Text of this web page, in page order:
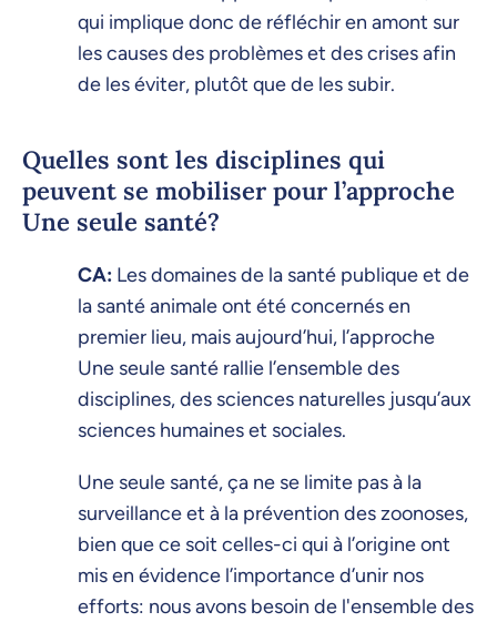
qui implique donc de réfléchir en amont sur
les causes des problèmes et des crises afin
de les éviter, plutôt que de les subir.
Quelles sont les disciplines qui
peuvent se mobiliser pour l’approche
Une seule santé?
CA: Les domaines de la santé publique et de
la santé animale ont été concernés en
premier lieu, mais aujourd’hui, l’approche
Une seule santé rallie l’ensemble des
disciplines, des sciences naturelles jusqu’aux
sciences humaines et sociales.
Une seule santé, ça ne se limite pas à la
surveillance et à la prévention des zoonoses,
bien que ce soit celles-ci qui à l’origine ont
mis en évidence l’importance d’unir nos
efforts: nous avons besoin de l'ensemble des